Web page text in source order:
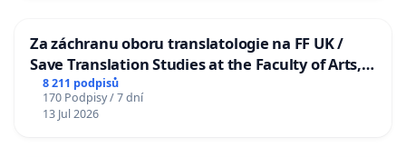
Za záchranu oboru translatologie na FF UK /
Save Translation Studies at the Faculty of Arts,
Charles University
8 211 podpisů
170 Podpisy / 7 dní
13 Jul 2026